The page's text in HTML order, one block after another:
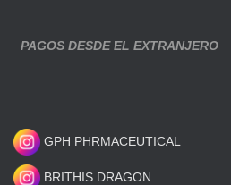
PAGOS DESDE EL EXTRANJERO
GPH PHRMACEUTICAL
BRITHIS DRAGON